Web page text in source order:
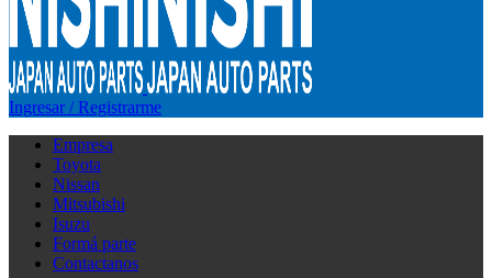
Ingresar / Registrarme
Empresa
Toyota
Nissan
Mitsubishi
Isuzu
Formá parte
Contactanos